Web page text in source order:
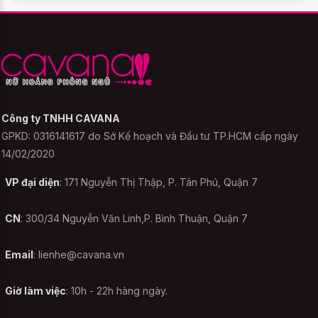
bạn có thể tham khảo:
4cm. Nhân viên sẽ gọi điện và giúp bạn tư
vấn size sau khi bạn đặt hàng. Vì vậy, bạn
chọn size sau khi đặt hàng. Bạn cứ yên
trang Y Tá Gọi Cảm như
thế nào ?
Công ty TNHH CAVANA
GPKD: 0316141617 do Sở Kế hoạch và Đầu tư TP.HCM cấp ngày
14/02/2020
VP đại diện: 171 Nguyễn Thị Thập, P. Tân Phú, Quận 7
CN: 300/34 Nguyễn Văn Linh,P. Bình Thuận, Quận 7
Email: lienhe@cavana.vn
Giờ làm việc: 10h - 22h hàng ngày.